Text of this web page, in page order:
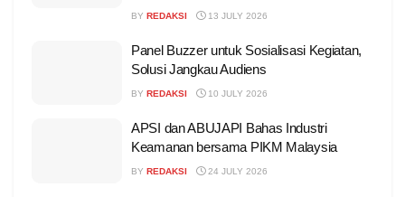
BY REDAKSI 13 JULY 2026
Panel Buzzer untuk Sosialisasi Kegiatan,
Solusi Jangkau Audiens
BY REDAKSI 10 JULY 2026
APSI dan ABUJAPI Bahas Industri
Keamanan bersama PIKM Malaysia
BY REDAKSI 24 JULY 2026